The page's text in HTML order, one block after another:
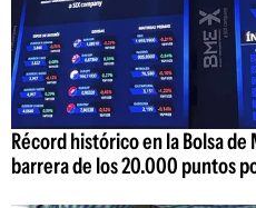
Récord histórico en la Bolsa
barrera de los 20.000 puntos